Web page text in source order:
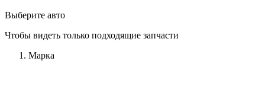
Выберите авто
Чтобы видеть только подходящие запчасти
Марка